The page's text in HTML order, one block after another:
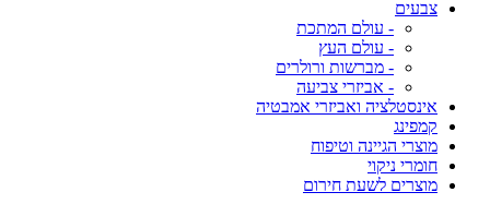
צבעים
- עולם המתכת
- עולם העץ
- מברשות ורולרים
- אביזרי צביעה
אינסטלציה ואביזרי אמבטיה
קמפינג
מוצרי הגיינה וטיפוח
חומרי ניקוי
מוצרים לשעת חירום